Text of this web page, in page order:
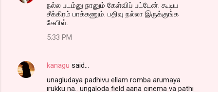
நல்ல படம்னு நானும் கேள்விப் பட்டேன். கூடிய
சீக்கிரம் பாக்கணும். பதிவு நல்லா இருக்குங்க
கேபிள்.
5:33 PM
kanagu said…
unagludaya padhivu ellam romba arumaya
irukku na.. ungaloda field aana cinema va pathi